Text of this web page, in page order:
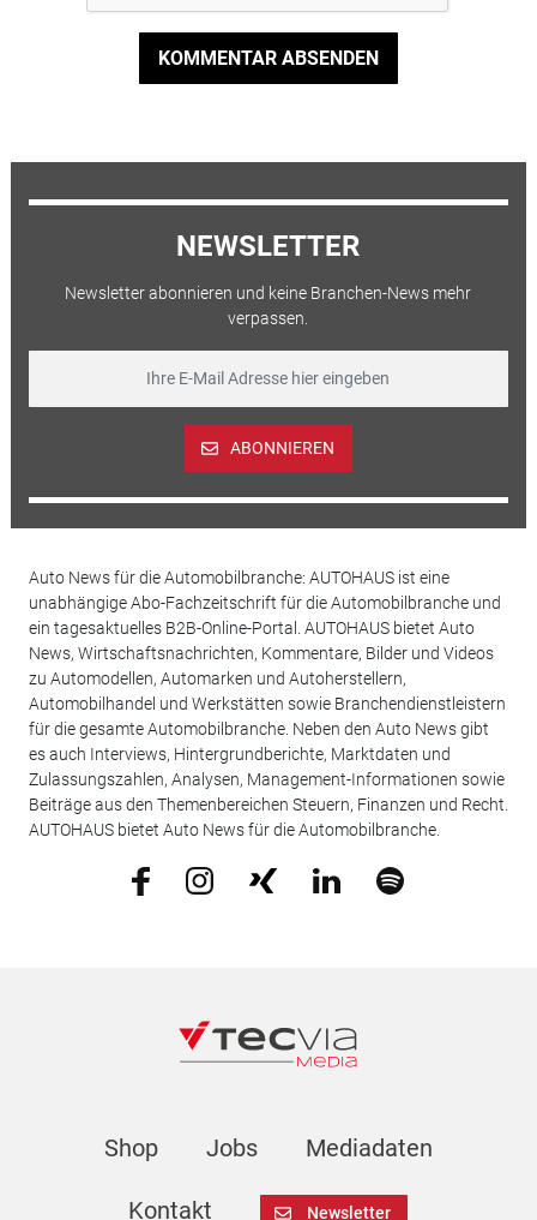
KOMMENTAR ABSENDEN
NEWSLETTER
Newsletter abonnieren und keine Branchen-News mehr
verpassen.
ABONNIEREN
Auto News für die Automobilbranche: AUTOHAUS ist eine
unabhängige Abo-Fachzeitschrift für die Automobilbranche und
ein tagesaktuelles B2B-Online-Portal. AUTOHAUS bietet Auto
News, Wirtschaftsnachrichten, Kommentare, Bilder und Videos
zu Automodellen, Automarken und Autoherstellern,
Automobilhandel und Werkstätten sowie Branchendienstleistern
für die gesamte Automobilbranche. Neben den Auto News gibt
es auch Interviews, Hintergrundberichte, Marktdaten und
Zulassungszahlen, Analysen, Management-Informationen sowie
Beiträge aus den Themenbereichen Steuern, Finanzen und Recht.
AUTOHAUS bietet Auto News für die Automobilbranche.
Shop Jobs Mediadaten
Kontakt Newsletter